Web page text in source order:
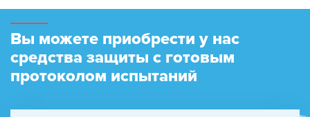
Вы можете приобрести у нас
средства защиты с готовым
протоколом испытаний